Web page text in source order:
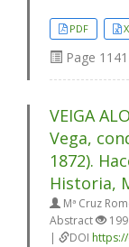
PDF
Page
VEIGA
Vega,
1872).
Historia,
Mª Cruz
Abstract
199
|
DOI